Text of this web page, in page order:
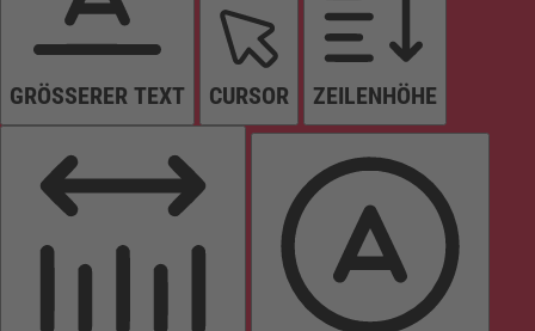
GRÖSSERER TEXT CURSOR ZEILENHÖHE